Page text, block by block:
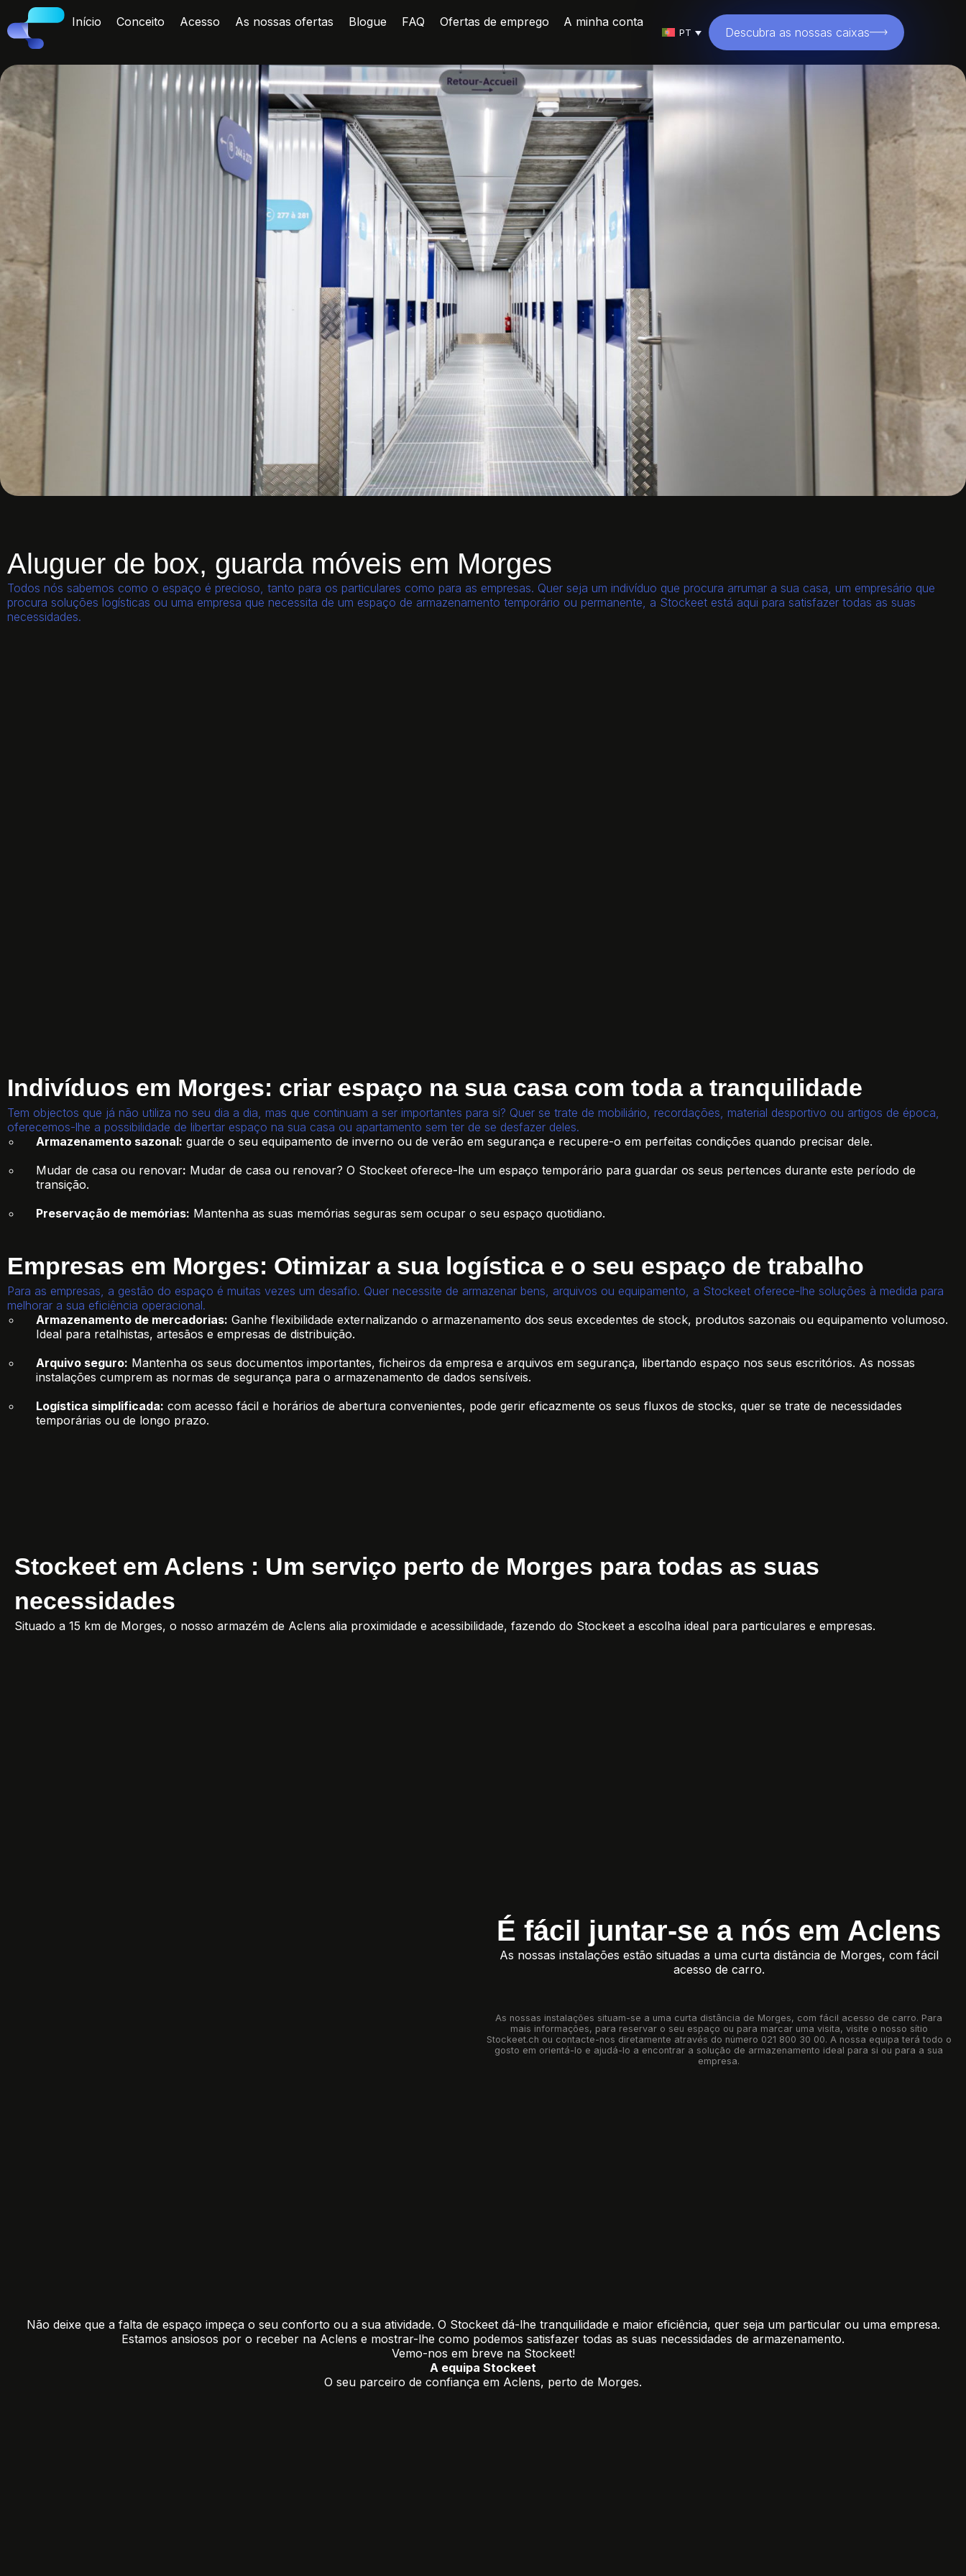
Início Conceito Acesso As nossas ofertas Blogue FAQ Ofertas de emprego A minha conta
PT Descubra as nossas caixas
Aluguer de box, guarda móveis em Morges
Todos nós sabemos como o espaço é precioso, tanto para os particulares como para as empresas. Quer seja um indivíduo que procura arrumar a sua casa, um empresário que
procura soluções logísticas ou uma empresa que necessita de um espaço de armazenamento temporário ou permanente, a Stockeet está aqui para satisfazer todas as suas
necessidades.
Indivíduos em Morges: criar espaço na sua casa com toda a tranquilidade
Tem objectos que já não utiliza no seu dia a dia, mas que continuam a ser importantes para si? Quer se trate de mobiliário, recordações, material desportivo ou artigos de época,
oferecemos-lhe a possibilidade de libertar espaço na sua casa ou apartamento sem ter de se desfazer deles.
Armazenamento sazonal: guarde o seu equipamento de inverno ou de verão em segurança e recupere-o em perfeitas condições quando precisar dele.
Mudar de casa ou renovar: Mudar de casa ou renovar? O Stockeet oferece-lhe um espaço temporário para guardar os seus pertences durante este período de
transição.
Preservação de memórias: Mantenha as suas memórias seguras sem ocupar o seu espaço quotidiano.
Empresas em Morges: Otimizar a sua logística e o seu espaço de trabalho
Para as empresas, a gestão do espaço é muitas vezes um desafio. Quer necessite de armazenar bens, arquivos ou equipamento, a Stockeet oferece-lhe soluções à medida para
melhorar a sua eficiência operacional.
Armazenamento de mercadorias: Ganhe flexibilidade externalizando o armazenamento dos seus excedentes de stock, produtos sazonais ou equipamento volumoso.
Ideal para retalhistas, artesãos e empresas de distribuição.
Arquivo seguro: Mantenha os seus documentos importantes, ficheiros da empresa e arquivos em segurança, libertando espaço nos seus escritórios. As nossas
instalações cumprem as normas de segurança para o armazenamento de dados sensíveis.
Logística simplificada: com acesso fácil e horários de abertura convenientes, pode gerir eficazmente os seus fluxos de stocks, quer se trate de necessidades
temporárias ou de longo prazo.
Stockeet em Aclens : Um serviço perto de Morges para todas as suas
necessidades
Situado a 15 km de Morges, o nosso armazém de Aclens alia proximidade e acessibilidade, fazendo do Stockeet a escolha ideal para particulares e empresas.
É fácil juntar-se a nós em Aclens
As nossas instalações estão situadas a uma curta distância de Morges, com fácil
acesso de carro.
As nossas instalações situam-se a uma curta distância de Morges, com fácil acesso de carro. Para
mais informações, para reservar o seu espaço ou para marcar uma visita, visite o nosso sítio
Stockeet.ch ou contacte-nos diretamente através do número 021 800 30 00. A nossa equipa terá todo o
gosto em orientá-lo e ajudá-lo a encontrar a solução de armazenamento ideal para si ou para a sua
empresa.
Não deixe que a falta de espaço impeça o seu conforto ou a sua atividade. O Stockeet dá-lhe tranquilidade e maior eficiência, quer seja um particular ou uma empresa.
Estamos ansiosos por o receber na Aclens e mostrar-lhe como podemos satisfazer todas as suas necessidades de armazenamento.
Vemo-nos em breve na Stockeet!
A equipa Stockeet
O seu parceiro de confiança em Aclens, perto de Morges.